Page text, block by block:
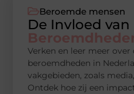
Beroemde mensen
De Invloed van
Verken en leer meer
beroemdheden in
vakgebieden, zoals
Ontdek hoe zij een